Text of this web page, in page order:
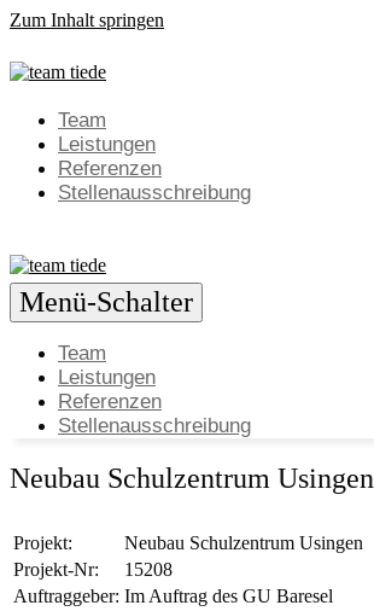
Zum Inhalt springen
Team
Leistungen
Referenzen
Stellenausschreibung
Menü-Schalter
Team
Leistungen
Referenzen
Stellenausschreibung
Neubau Schulzentrum Usingen
Projekt:
Neubau Schulzentrum Usingen
Projekt-Nr:
15208
Auftraggeber: Im Auftrag des GU Baresel